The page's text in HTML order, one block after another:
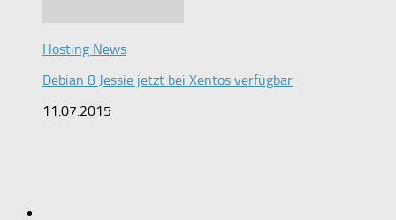
Hosting News
Debian 8 Jessie jetzt bei Xentos verfügbar
11.07.2015